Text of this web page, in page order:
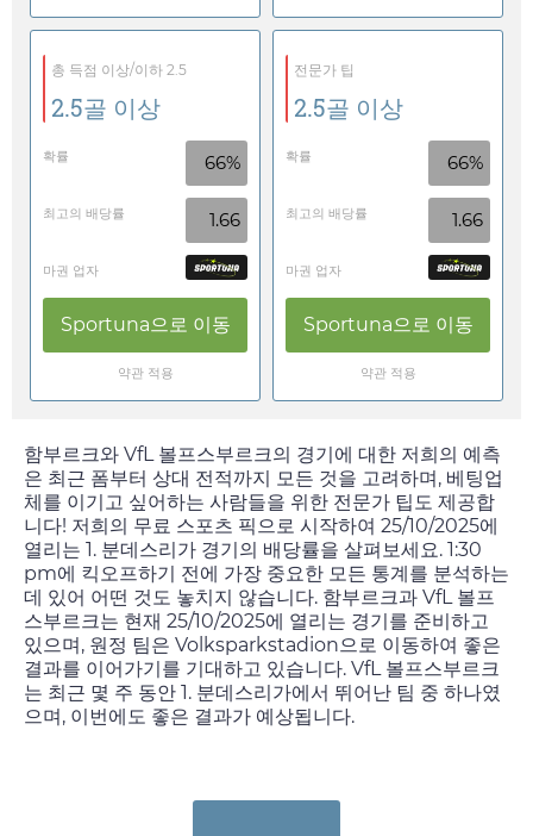
총 득점 이상/이하 2.5
2.5골 이상
확률 66%
최고의 배당률 1.66
마권 업자
Sportuna으로 이동
약관 적용
전문가 팁
2.5골 이상
확률 66%
최고의 배당률 1.66
마권 업자
Sportuna으로 이동
약관 적용
함부르크와 VfL 볼프스부르크의 경기에 대한 저희의 예측
은 최근 폼부터 상대 전적까지 모든 것을 고려하며, 베팅업
체를 이기고 싶어하는 사람들을 위한 전문가 팁도 제공합
니다! 저희의 무료 스포츠 픽으로 시작하여 25/10/2025에
열리는 1. 분데스리가 경기의 배당률을 살펴보세요. 1:30
pm에 킥오프하기 전에 가장 중요한 모든 통계를 분석하는
데 있어 어떤 것도 놓치지 않습니다. 함부르크과 VfL 볼프
스부르크는 현재 25/10/2025에 열리는 경기를 준비하고
있으며, 원정 팀은 Volksparkstadion으로 이동하여 좋은
결과를 이어가기를 기대하고 있습니다. VfL 볼프스부르크
는 최근 몇 주 동안 1. 분데스리가에서 뛰어난 팀 중 하나였
으며, 이번에도 좋은 결과가 예상됩니다.